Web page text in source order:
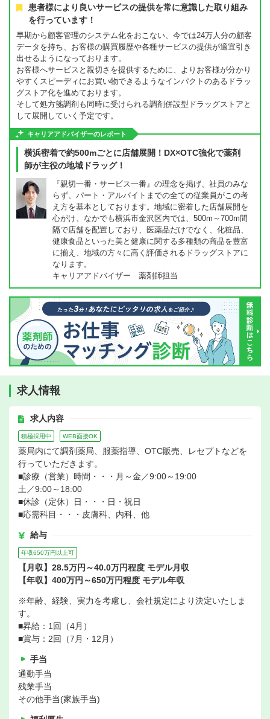
患者様により良いサービスの提供を常に意識した取り組み
を行っています！
早期から顧客管理のシステム化をおこない、今では24万人分の顧客
データを持ち、お客様の購買履歴や各種サービスの提供が適宜引き
出せるようになっております。
お客様へサービスと親切さを提供するために、よりお客様が分かり
やすくスピーディにお買い物できるようなインパクトのあるドラッ
グストア化を進めております。
そして処方箋調剤も同時に受けられる調剤併設型ドラッグストアと
して展開していく予定です。
キャリアアドバイザーのレポート
横浜密着で約500mごとに店舗展開！DX×OTC強化で薬剤
師が主役の地域ドラッグ！
『親切一番・サービス一番』の理念を掲げ、社員のみな
らず、パート・アルバイトまでの全ての従業員がこの考
え方を基本としております。地域に密着した店舗展開を
心がけ、なかでも横浜市金沢区内では、500m～700m間
隔で店舗を配置しており、医薬品だけでなく、化粧品、
健康食品といった美と健康に関する多種類の商品を豊富
に揃え、地域の方々に高く評価されるドラッグストアに
なります。
キャリアアドバイザー 薬剤師担当
求人情報
求人内容
積極採用中 WEB面接OK
薬局内にて調剤薬局、服薬指導、OTC販売、レセプトなどを
行っていただきます。
■診療（営業）時間・・・月～金／9:00～19:00
土／9:00～18:00
■休診（定休）日・・・日・祝日
■応需科目・・・皮膚科、内科、他
給与
年収650万円以上可
【月収】28.5万円～40.0万円程度 モデル月収
【年収】400万円～650万円程度 モデル年収
※年齢、経験、実力を考慮し、会社規定により決定いたしま
す。
■昇給：1回（4月）
■賞与：2回（7月・12月）
手当
通勤手当
残業手当
その他手当(家族手当)